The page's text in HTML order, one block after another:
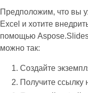
Предположим, что вы
Excel и хотите
помощью
можно так:
Создайте
Получите ссылку